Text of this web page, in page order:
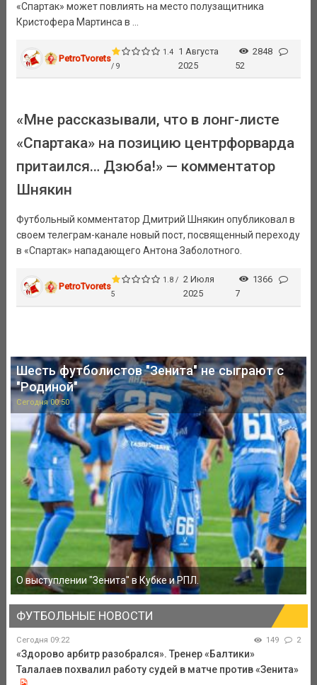
«Спартак» может повлиять на место полузащитника
Кристофера Мартинса в ...
PetroTvorets
1.4
/ 9
1 Августа
2025
2848
52
«Мне рассказывали, что в лонг-листе
«Спартака» на позицию центрфорварда
притаился… Дзюба!» — комментатор
Шнякин
Футбольный комментатор Дмитрий Шнякин опубликовал в
своем телеграм-канале новый пост, посвященный переходу
в «Спартак» нападающего Антона Заболотного.
PetroTvorets
1.8 /
5
2 Июля
2025
1366
7
Шесть футболистов "Зенита" не сыграют с
"Родиной"
Сегодня 00:50
О выступлении "Зенита" в Кубке и РПЛ.
ФУТБОЛЬНЫЕ НОВОСТИ
Сегодня 09:22 149 2
«Здорово арбитр разобрался». Тренер «Балтики»
Талалаев похвалил работу судей в матче против «Зенита»